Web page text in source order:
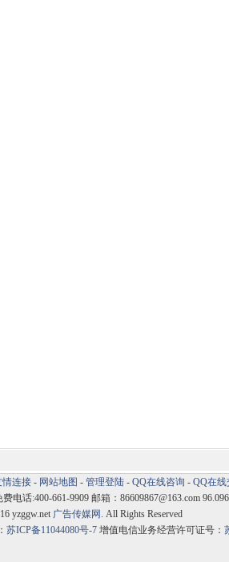
情连接 - 网站地图 - 管理登陆 - QQ在线咨询 - QQ在线
电话:400-661-9909 邮箱：86609867@163.com
yzggw.net 广告传媒网 . All Rights Reserved
苏ICP备11044080号-7增值电信业务经营许可证号：